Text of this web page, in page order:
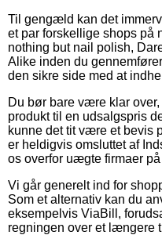
Til gengæld kan det
et par forskellige shops på
nothing but nail polish,
Alike inden du
den sikre side med at
Du bør bare være klar
produkt til en udsalgspris
kunne det tit være et bevis
er heldigvis omsluttet af
os overfor uægte firmaer på
Vi går generelt ind for
Som et alternativ kan du
eksempelvis ViaBill,
regningen over et længere